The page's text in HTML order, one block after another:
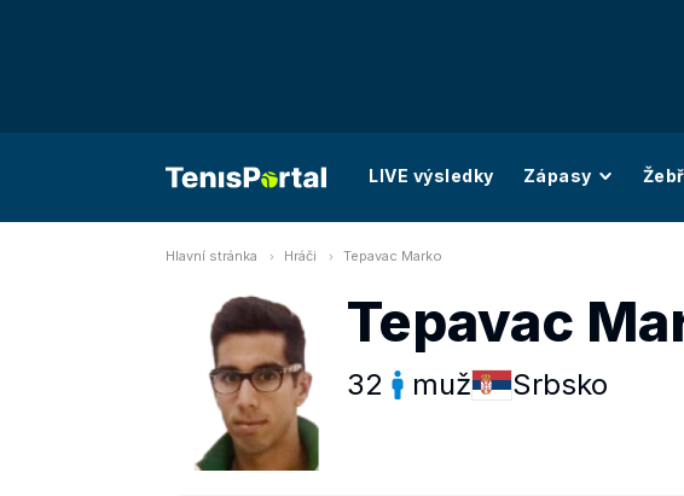
LIVE výsledky Zápasy
Hlavní stránka Hráči Tepavac Marko
Tepavac
32 muž Srbsko